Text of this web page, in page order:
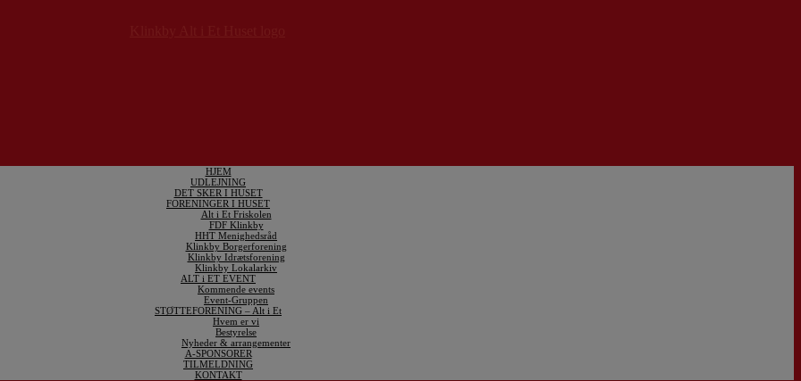
HJEM
UDLEJNING
DET SKER I HUSET
FORENINGER I HUSET
Alt i Et Friskolen
FDF Klinkby
HHT Menighedsråd
Klinkby Borgerforening
Klinkby Idrætsforening
Klinkby Lokalarkiv
ALT i ET EVENT
Kommende events
Event-Gruppen
STØTTEFORENING – Alt i Et
Hvem er vi
Bestyrelse
Nyheder & arrangementer
A-SPONSORER
TILMELDNING
KONTAKT